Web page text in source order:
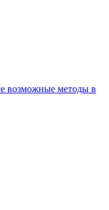
возможные методы в